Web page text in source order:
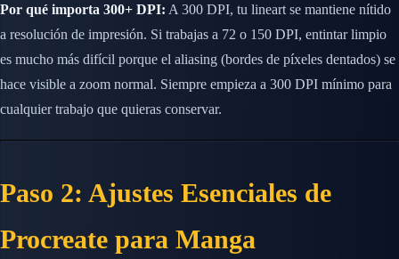
Por qué importa 300+ DPI: A 300 DPI, tu lineart se mantiene nítido
a resolución de impresión. Si trabajas a 72 o 150 DPI, entintar limpio
es mucho más difícil porque el aliasing (bordes de píxeles dentados) se
hace visible a zoom normal. Siempre empieza a 300 DPI mínimo para
cualquier trabajo que quieras conservar.
Paso 2: Ajustes Esenciales de
Procreate para Manga